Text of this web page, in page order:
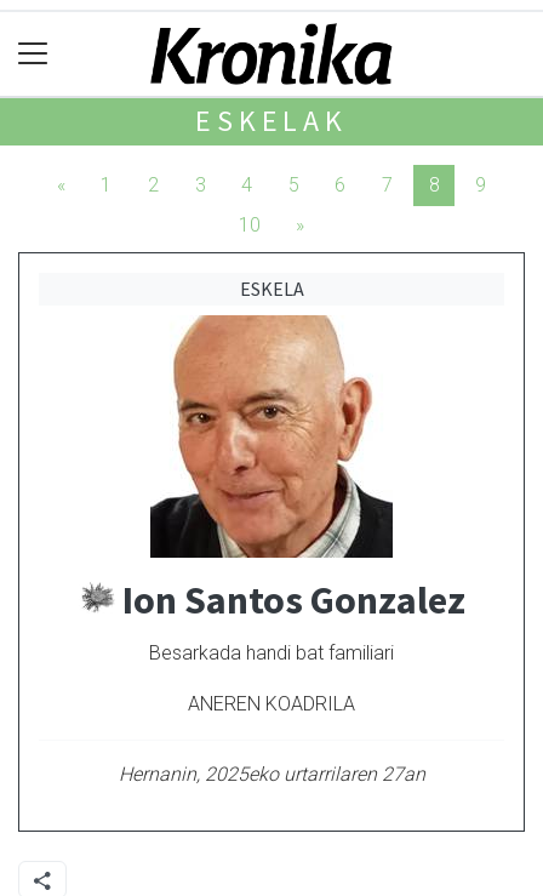
ESKELAK
« 1 2 3 4 5 6 7 8
9
10
»
ESKELA
Ion Santos Gonzalez
Besarkada handi bat familiari
ANEREN KOADRILA
Hernanin, 2025eko urtarrilaren 27an